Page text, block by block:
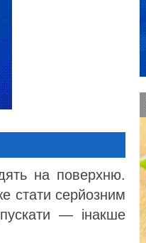
на поверхню.
стати серйозним
— інакше